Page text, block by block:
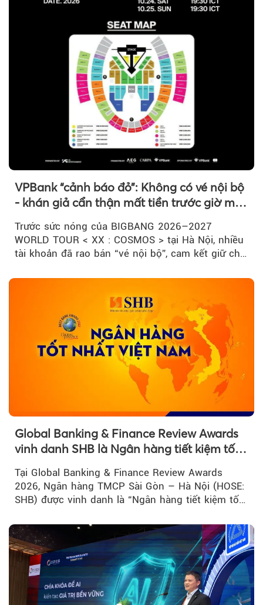
VPBank “cảnh báo đỏ”: Không có vé nội bộ
- khán giả cẩn thận mất tiền trước giờ mở
Trước sức nóng của BIGBANG 2026–2027
WORLD TOUR < XX : COSMOS > tại Hà Nội, nhiều
tài khoản đã rao bán “vé nội bộ”, cam kết giữ chỗ
Global Banking & Finance Review Awards
vinh danh SHB là Ngân hàng tiết kiệm tốt
Tại Global Banking & Finance Review Awards
2026, Ngân hàng TMCP Sài Gòn – Hà Nội (HOSE:
SHB) được vinh danh là “Ngân hàng tiết kiệm tốt